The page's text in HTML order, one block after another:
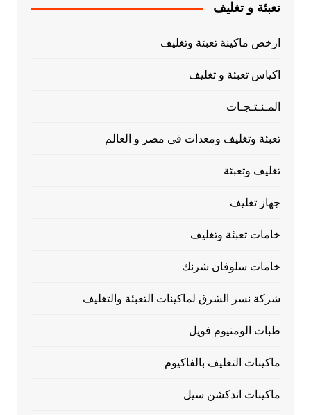
تعبئة و تغليف
ارخص ماكينة تعبئة وتغليف
اكياس تعبئة و تغليف
المـنـتـجـات
تعبئة وتغليف ومعدات فى مصر و العالم
تغليف وتعبئة
جهاز تغليف
خامات تعبئة وتغليف
خامات سلوفان شرنك
شركة نسر الشرق لماكينات التعبئة والتغليف
طبات الومنيوم فويل
ماكينات التغليف بالفاكيوم
ماكينات اندكشن سيل